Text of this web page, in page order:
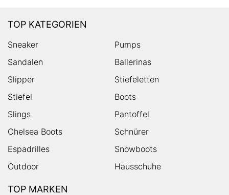
TOP KATEGORIEN
Sneaker
Pumps
Sandalen
Ballerinas
Slipper
Stiefeletten
Stiefel
Boots
Slings
Pantoffel
Chelsea Boots
Schnürer
Espadrilles
Snowboots
Outdoor
Hausschuhe
TOP MARKEN